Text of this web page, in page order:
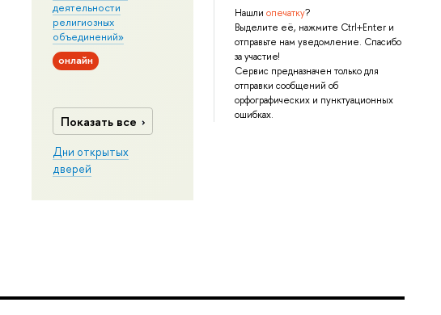
Нашли опечатку?
Выделите её, нажмите Ctrl+Enter и
отправьте нам уведомление. Спасибо
за участие!
Сервис предназначен только для
отправки сообщений об
орфографических и пунктуационных
ошибках.
деятельности
религиозных
объединений»
онлайн
Показать все
Дни открытых
дверей